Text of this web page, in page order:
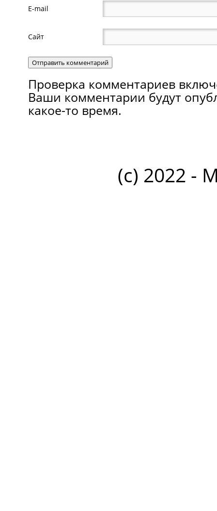
E-mail
Сайт
Проверка комментариев
Ваши комментарии будут
какое-то время.
(c) 2022 -